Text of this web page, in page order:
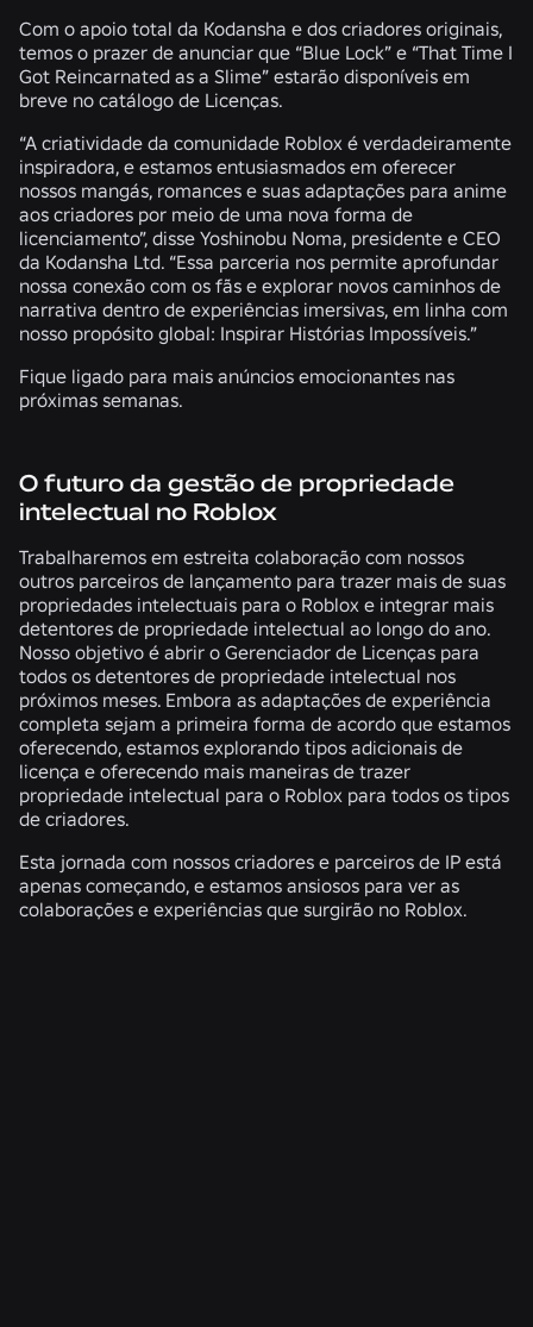
Com o apoio total da Kodansha e dos criadores originais,
temos o prazer de anunciar que “Blue Lock” e “That Time I
Got Reincarnated as a Slime” estarão disponíveis em
breve no catálogo de Licenças.
“A criatividade da comunidade Roblox é verdadeiramente
inspiradora, e estamos entusiasmados em oferecer
nossos mangás, romances e suas adaptações para anime
aos criadores por meio de uma nova forma de
licenciamento”, disse Yoshinobu Noma, presidente e CEO
da Kodansha Ltd. “Essa parceria nos permite aprofundar
nossa conexão com os fãs e explorar novos caminhos de
narrativa dentro de experiências imersivas, em linha com
nosso propósito global: Inspirar Histórias Impossíveis.”
Fique ligado para mais anúncios emocionantes nas
próximas semanas.
O futuro da gestão de propriedade
intelectual no Roblox
Trabalharemos em estreita colaboração com nossos
outros parceiros de lançamento para trazer mais de suas
propriedades intelectuais para o Roblox e integrar mais
detentores de propriedade intelectual ao longo do ano.
Nosso objetivo é abrir o Gerenciador de Licenças para
todos os detentores de propriedade intelectual nos
próximos meses. Embora as adaptações de experiência
completa sejam a primeira forma de acordo que estamos
oferecendo, estamos explorando tipos adicionais de
licença e oferecendo mais maneiras de trazer
propriedade intelectual para o Roblox para todos os tipos
de criadores.
Esta jornada com nossos criadores e parceiros de IP está
apenas começando, e estamos ansiosos para ver as
colaborações e experiências que surgirão no Roblox.